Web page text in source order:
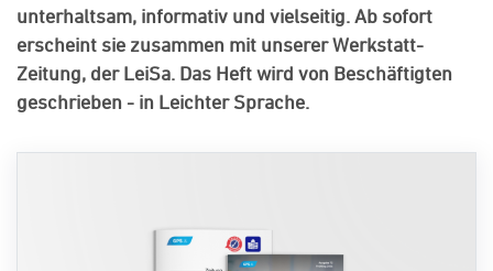
unterhaltsam, informativ und vielseitig. Ab sofort
erscheint sie zusammen mit unserer Werkstatt-
Zeitung, der LeiSa. Das Heft wird von Beschäftigten
geschrieben - in Leichter Sprache.